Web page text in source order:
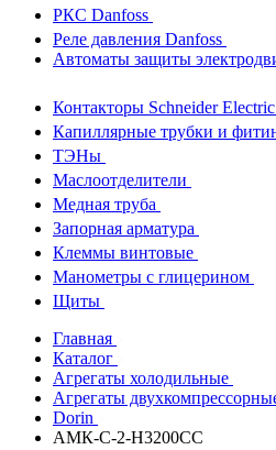
РКС Danfoss
Реле давления Danfoss
Автоматы защиты
Контакторы Schneider Electric
Капиллярные трубки и
ТЭНы
Маслоотделители
Медная труба
Запорная арматура
Клеммы винтовые
Манометры с глицерином
Щиты
Главная
Каталог
Агрегаты холодильные
Агрегаты
Dorin
АМК-С-2-H3200CC